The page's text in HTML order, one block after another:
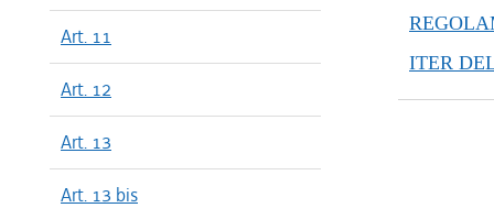
Art. 11
Art. 12
Art. 13
Art. 13 bis
dal 11/
dal 29/
dal 15/
ITER